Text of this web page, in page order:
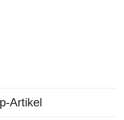
Artikel